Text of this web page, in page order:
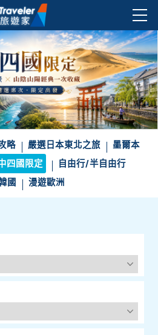
略 嚴選日本東北之旅
墨爾本
四國限定
自由行/半自由行
國
漫遊歐洲